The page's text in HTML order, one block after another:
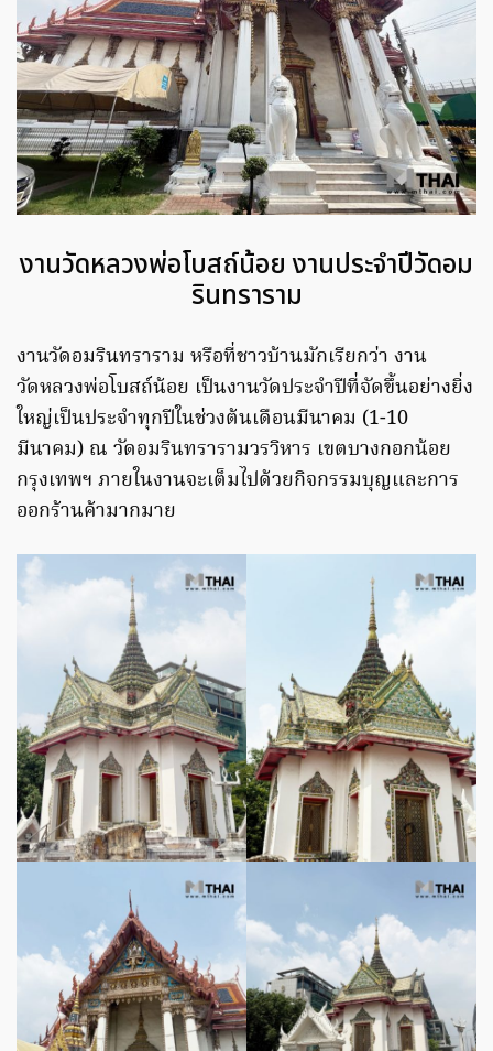
งานวัดหลวงพ่อโบสถ์น้อย งานประจำปีวัดอม
รินทราราม
งานวัดอมรินทราราม หรือที่ชาวบ้านมักเรียกว่า งาน
วัดหลวงพ่อโบสถ์น้อย เป็นงานวัดประจำปีที่จัดขึ้นอย่างยิ่ง
ใหญ่เป็นประจำทุกปีในช่วงต้นเดือนมีนาคม (1-10
มีนาคม) ณ วัดอมรินทรารามวรวิหาร เขตบางกอกน้อย
กรุงเทพฯ ภายในงานจะเต็มไปด้วยกิจกรรมบุญและการ
ออกร้านค้ามากมาย